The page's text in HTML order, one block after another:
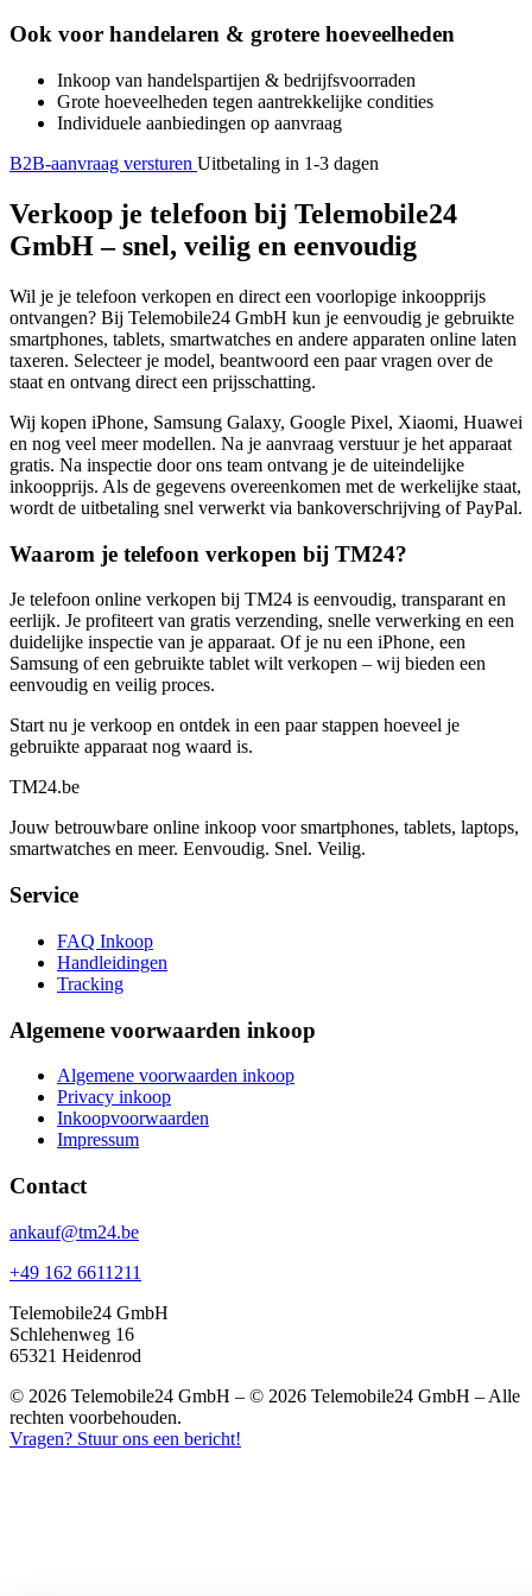
Ook voor handelaren & grotere hoeveelheden
Inkoop van handelspartijen & bedrijfsvoorraden
Grote hoeveelheden tegen aantrekkelijke condities
Individuele aanbiedingen op aanvraag
B2B-aanvraag versturen Uitbetaling in 1-3 dagen
Verkoop je telefoon bij Telemobile24
GmbH – snel, veilig en eenvoudig
Wil je je telefoon verkopen en direct een voorlopige inkoopprijs
ontvangen? Bij Telemobile24 GmbH kun je eenvoudig je gebruikte
smartphones, tablets, smartwatches en andere apparaten online laten
taxeren. Selecteer je model, beantwoord een paar vragen over de
staat en ontvang direct een prijsschatting.
Wij kopen iPhone, Samsung Galaxy, Google Pixel, Xiaomi, Huawei
en nog veel meer modellen. Na je aanvraag verstuur je het apparaat
gratis. Na inspectie door ons team ontvang je de uiteindelijke
inkoopprijs. Als de gegevens overeenkomen met de werkelijke staat,
wordt de uitbetaling snel verwerkt via bankoverschrijving of PayPal.
Waarom je telefoon verkopen bij TM24?
Je telefoon online verkopen bij TM24 is eenvoudig, transparant en
eerlijk. Je profiteert van gratis verzending, snelle verwerking en een
duidelijke inspectie van je apparaat. Of je nu een iPhone, een
Samsung of een gebruikte tablet wilt verkopen – wij bieden een
eenvoudig en veilig proces.
Start nu je verkoop en ontdek in een paar stappen hoeveel je
gebruikte apparaat nog waard is.
TM24.be
Jouw betrouwbare online inkoop voor smartphones, tablets, laptops,
smartwatches en meer. Eenvoudig. Snel. Veilig.
Service
FAQ Inkoop
Handleidingen
Tracking
Algemene voorwaarden inkoop
Algemene voorwaarden inkoop
Privacy inkoop
Inkoopvoorwaarden
Impressum
Contact
ankauf@tm24.be
+49 162 6611211
Telemobile24 GmbH
Schlehenweg 16
65321 Heidenrod
© 2026 Telemobile24 GmbH – © 2026 Telemobile24 GmbH – Alle
rechten voorbehouden.
Vragen? Stuur ons een bericht!